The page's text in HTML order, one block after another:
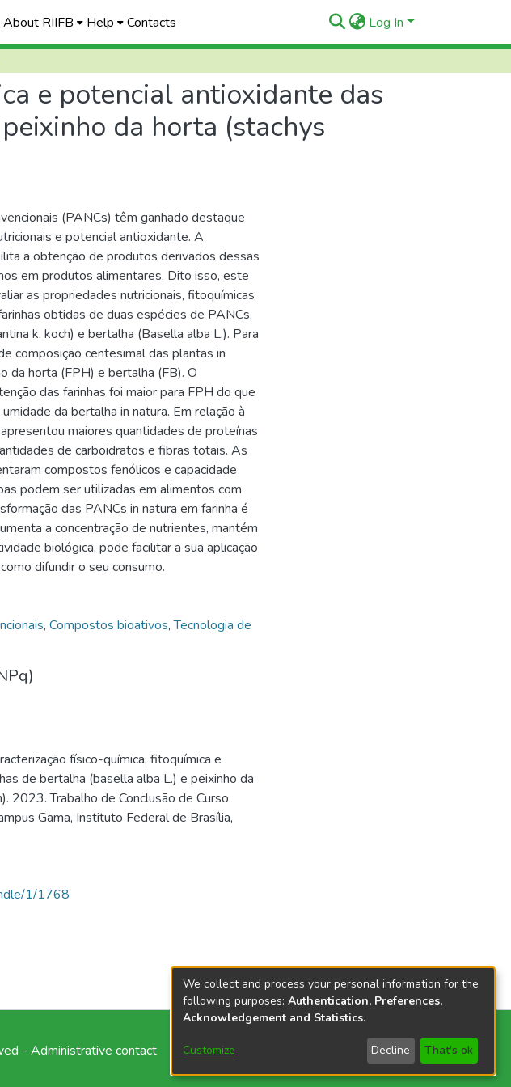
About RIIFB Help Contacts Log In
e potencial antioxidante das
da horta (stachys
(PANCs) têm ganhado destaque
e potencial antioxidante. A
a obtenção de produtos derivados dessas
em produtos alimentares. Dito isso, este
as propriedades nutricionais, fitoquímicas
obtidas de duas espécies de PANCs,
k. koch) e bertalha (Basella alba L.). Para
composição centesimal das plantas in
da horta (FPH) e bertalha (FB). O
das farinhas foi maior para FPH do que
da bertalha in natura. Em relação à
maiores quantidades de proteínas
de carboidratos e fibras totais. As
compostos fenólicos e capacidade
podem ser utilizadas em alimentos com
das PANCs in natura em farinha é
a concentração de nutrientes, mantém
biológica, pode facilitar a sua aplicação
difundir o seu consumo.
, Compostos bioativos,Tecnologia de
físico-química, fitoquímica e
de bertalha (basella alba L.) e peixinho da
2023. Trabalho de Conclusão de Curso
Gama, Instituto Federal de Brasília,
1/1768
- Administrative contact
We collect and process your personal information for the
following purposes: Authentication, Preferences,
Acknowledgement and Statistics.
Customize Decline That's ok